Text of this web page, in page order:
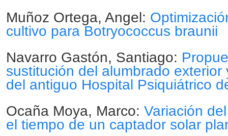
Muñoz Ortega, Angel:
cultivo para Botryococcus braunii
Navarro Gastón, Santiago:
sustitución del alumbrado exterior
del antiguo Hospital Psiquiátrico
Ocaña Moya, Marco: Variación
el tiempo de un captador solar